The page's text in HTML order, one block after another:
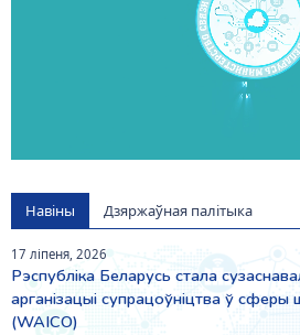
Навіны Дзяржаўная палітыка
17 ліпеня, 2026
Рэспубліка Беларусь стала
арганізацыі супрацоўніцтва ў сферы
(WAICO)